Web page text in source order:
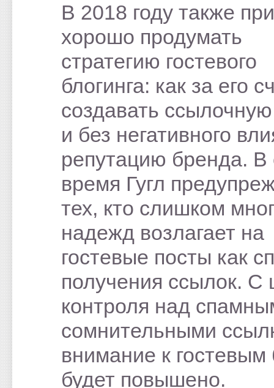
В 2018 году также
хорошо продумать
стратегию гостевого
блогинга: как за его
создавать
и без негативного
репутацию бренда. В
время Гугл
тех, кто слишком
надежд возлагает на
гостевые посты как
получения ссылок. С
контроля над
сомнительными
внимание к гостевым
будет повышено.